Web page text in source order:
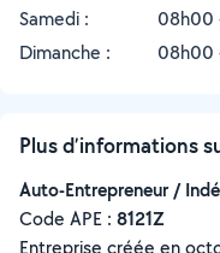
Samedi :
08h00
Dimanche :
08h00
Plus d’informations
Auto-Entrepreneur /
Code APE : 8121Z
Entreprise créée en